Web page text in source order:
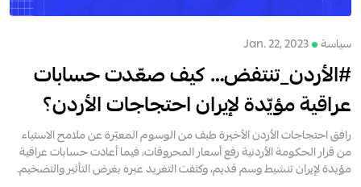
سياسة Jan. 22, 2023
#الأردن_تنتفض… كيف صعّدت حسابات
عراقية مؤيّدة لإيران احتجاجات الأردن؟
رافق احتجاجات الأردن الأخيرة طيف من الوسوم المعبّرة عن ملامح الاستياء
من قرار الحكومة الأردنية رفع أسعار المحروقات، فيما أعادت حسابات عراقية
مؤيدة لإيران تنشيط وسم قديم، وكثفت التغريد عبره بغرض التأثير والتضخيم.